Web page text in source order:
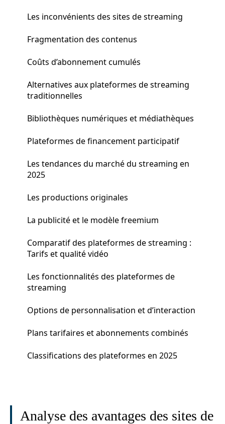
Les inconvénients des sites de streaming
Fragmentation des contenus
Coûts d’abonnement cumulés
Alternatives aux plateformes de streaming
traditionnelles
Bibliothèques numériques et médiathèques
Plateformes de financement participatif
Les tendances du marché du streaming en
2025
Les productions originales
La publicité et le modèle freemium
Comparatif des plateformes de streaming :
Tarifs et qualité vidéo
Les fonctionnalités des plateformes de
streaming
Options de personnalisation et d’interaction
Plans tarifaires et abonnements combinés
Classifications des plateformes en 2025
Analyse des avantages des sites de